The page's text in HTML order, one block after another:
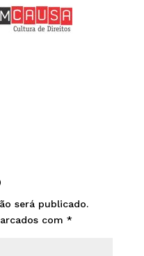
será publicado.
com *